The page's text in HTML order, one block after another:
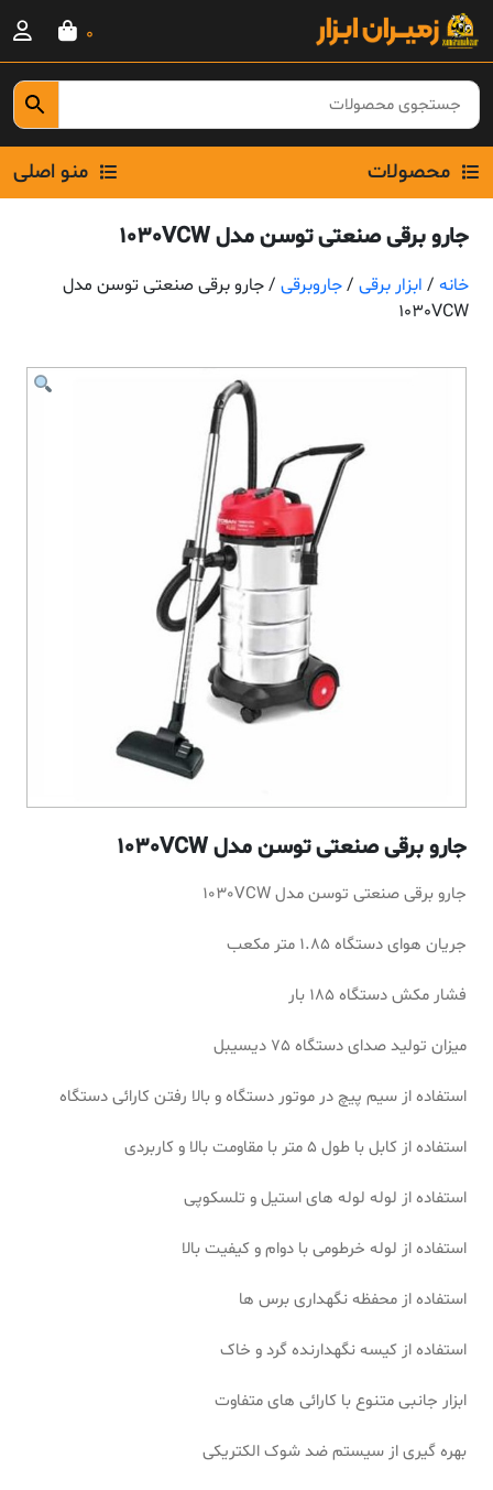
Skip
content
0
محصولات منو اصلی
جارو برقی صنعتی توسن مدل 1030VCW
خانه / ابزار برقی /جاروبرقی / جارو برقی صنعتی توسن مدل
1030VCW
جارو برقی صنعتی توسن مدل 1030VCW
جارو برقی صنعتی توسن مدل 1030VCW
جریان هوای دستگاه 1.85 متر مکعب
فشار مکش دستگاه 185 بار
میزان تولید صدای دستگاه 75 دیسیبل
استفاده از سیم پیچ در موتور دستگاه و بالا رفتن کارائی دستگاه
استفاده از کابل با طول 5 متر با مقاومت بالا و کاربردی
استفاده از لوله لوله های استیل و تلسکوپی
استفاده از لوله خرطومی با دوام و کیفیت بالا
استفاده از محفظه نگهداری برس ها
استفاده از کیسه نگهدارنده گرد و خاک
ابزار جانبی متنوع با کارائی های متفاوت
بهره گیری از سیستم ضد شوک الکتریکی